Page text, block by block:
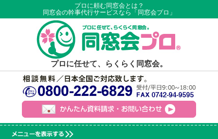
プロに頼む同窓会とは？
同窓会の幹事代行サービスなら「同窓会プロ」
プロに任せて、らくらく同窓会。